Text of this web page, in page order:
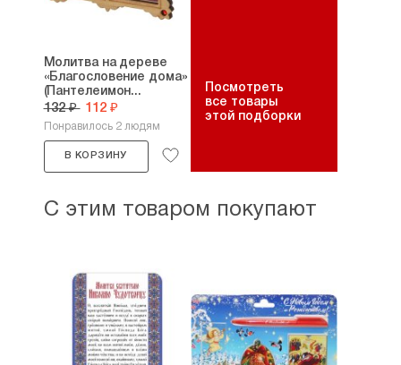
Молитва на дереве
«Благословение дома»
(Пантелеимон...
132 ₽ 112 ₽
Понравилось 2 людям
В КОРЗИНУ
Посмотреть
все товары
этой подборки
С этим товаром покупают